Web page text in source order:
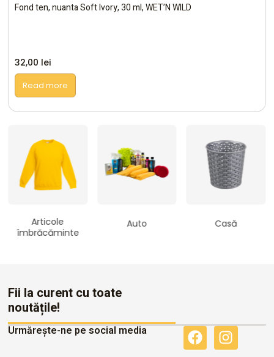
Fond ten, nuanta Soft Ivory, 30 ml, WET’N WILD
32,00 lei
Read more
Articole
îmbrăcăminte
Auto Casă
Fii la curent cu toate
noutățile!
Urmărește-ne pe social media
F
a
I
n